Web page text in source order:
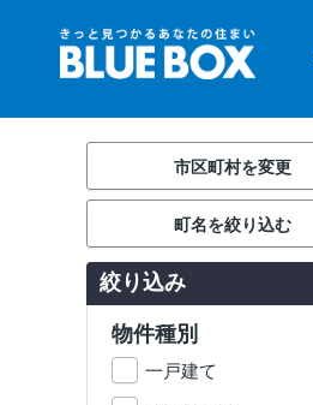
市区町村を変更
町名を絞り込む
絞り込み
物件種別
一戸建て